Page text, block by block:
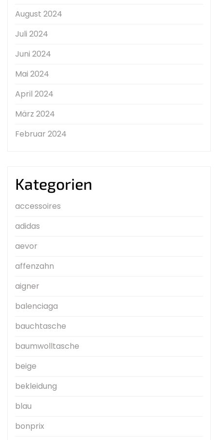
August 2024
Juli 2024
Juni 2024
Mai 2024
April 2024
März 2024
Februar 2024
Kategorien
accessoires
adidas
aevor
affenzahn
aigner
balenciaga
bauchtasche
baumwolltasche
beige
bekleidung
blau
bonprix